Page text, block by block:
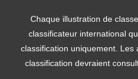
Chaque illustration de
classificateur international
classification uniquement. Les
classification devraient